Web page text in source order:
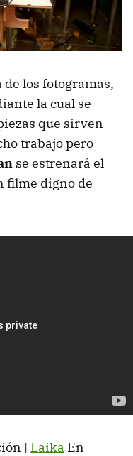
de los fotogramas,
la cual se
que sirven
trabajo pero
se estrenará el
filme digno de
| Laika En